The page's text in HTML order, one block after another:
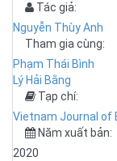
Tác giả:
Nguyễn Thùy Anh
Tham gia cùng:
Phạm Thái Bình
Lý Hải Bằng
Tạp chí:
Vietnam Journal of
Năm xuất bản:
2020